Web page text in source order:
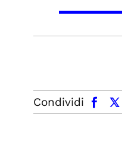
Condividi
facebook x.com